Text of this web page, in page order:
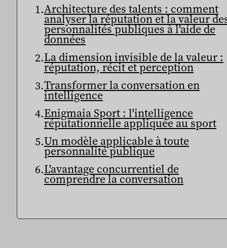
Architecture des talents : comment
analyser la réputation et la valeur
personnalités publiques à l'aide de
données
La dimension invisible de la valeur :
réputation, récit et perception
Transformer la conversation en
intelligence
Enigmaia Sport : l'intelligence
réputationnelle appliquée au sport
Un modèle applicable à toute
personnalité publique
L'avantage concurrentiel de
comprendre la conversation